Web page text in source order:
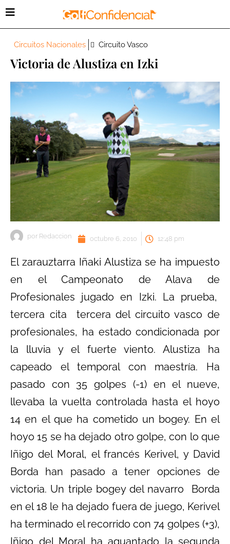
Circuitos Nacionales Circuito Vasco
Victoria de Alustiza en Izki
por Redaccion octubre 6, 2010 12:48 pm
El zarauztarra Iñaki Alustiza se ha impuesto
en el Campeonato de Alava de
Profesionales jugado en Izki. La prueba,
tercera cita tercera del circuito vasco de
profesionales, ha estado condicionada por
la lluvia y el fuerte viento. Alustiza ha
capeado el temporal con maestría. Ha
pasado con 35 golpes (-1) en el nueve,
llevaba la vuelta controlada hasta el hoyo
14 en el que ha cometido un bogey. En el
hoyo 15 se ha dejado otro golpe, con lo que
Iñigo del Moral, el francés Kerivel, y David
Borda han pasado a tener opciones de
victoria. Un triple bogey del navarro Borda
en el 18 le ha dejado fuera de juego, Kerivel
ha terminado el recorrido con 74 golpes (+3),